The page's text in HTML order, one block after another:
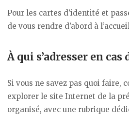
Pour les cartes d’identité et
de vous rendre d’abord à
À qui s’adresser en cas
Si vous ne savez pas quoi faire,
explorer le site Internet de la
organisé, avec une rubrique